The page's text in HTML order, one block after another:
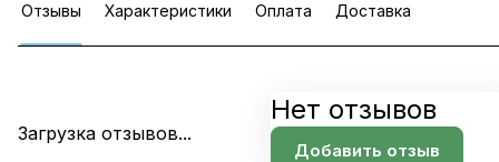
Отзывы Характеристики Оплата Доставка
Загрузка отзывов...
Нет отзывов
Добавить отзыв